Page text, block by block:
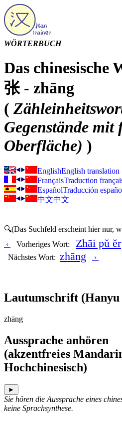
WÖRTERBUCH
Das chinesische
张 - zhāng
(
Gegenstände mit
Oberfläche) )
EnglishEnglish translation
FrançaisTraduction
EspañolTraducción
中文中文
🔍(Das Suchfeld erscheint hier nur,
‹
Vorheriges Wort: Zhāi pŭ ĕr
Nächstes Wort: zhāng ›
Lautumschrift
zhāng
Aussprache anhören
(akzentfreies
Hochchinesisch)
►
Sie hören die Aussprache eines
keine Sprachsynthese.